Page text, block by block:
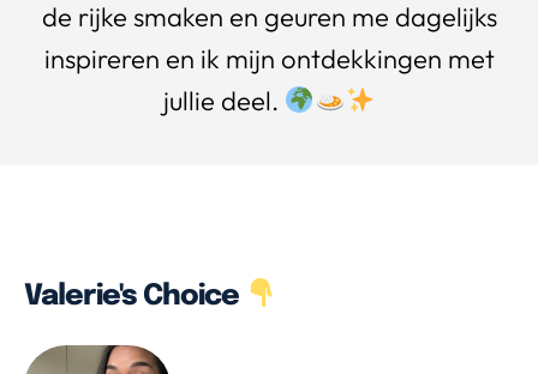
de rijke smaken en geuren me dagelijks
inspireren en ik mijn ontdekkingen met
jullie deel.
Valerie's Choice